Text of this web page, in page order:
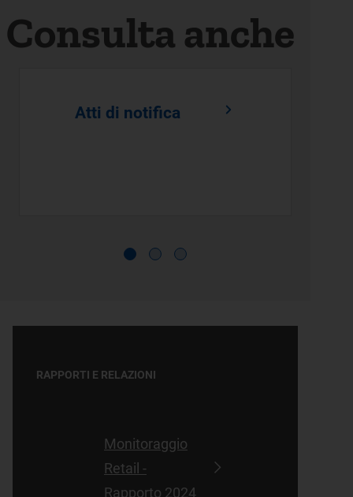
Consulta anche
Atti di notifica
RAPPORTI E RELAZIONI
Monitoraggio
Retail -
Rapporto 2024